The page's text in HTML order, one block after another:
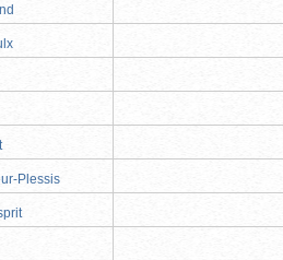
Plessis